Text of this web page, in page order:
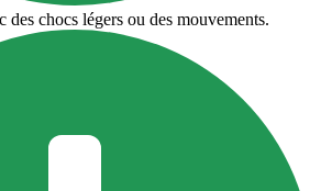
des chocs légers ou des mouvements.